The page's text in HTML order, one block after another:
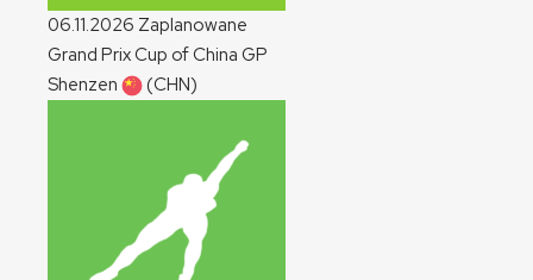
06.11.2026 Zaplanowane
Grand Prix Cup of China GP
Shenzen
(CHN)